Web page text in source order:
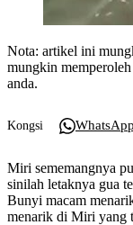
Nota: artikel ini
mungkin
anda.
Kongsi WhatsApp
Miri sememangnya
sinilah letaknya gua
Bunyi macam
menarik di Miri yang